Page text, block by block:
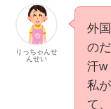
りっちゃんせ
んせい
外
の
汗w
私
て